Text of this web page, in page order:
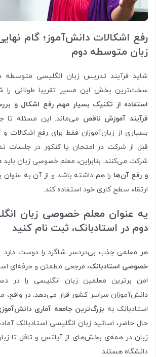
رفع اشکالات دانش‌آموز؛ گام
زبان متوسطه دوم
شاید فرآیند تدریس زبان انگلیسی متوسطه
سخت‌ترین بخش این مسیر تقریبا طولانی را
استفاده از تکنیک بسیار مهم رفع اشکال و
فرآیند آموزش ناقص می‌ماند. این مسئله تا
بسیاری از زبان‌آموزان فقط برای رفع اشکالات
قبل از شرکت در امتحان یا کنکور در
شرکت می‌کنند. بنابراین، معلم خصوصی زبان باید
و رفع آن‌ها را هم داشته باشد و از آن به
ارتقاء سطح کاری خود استفاده کند.
یه عنوان معلم خصوصی زبان
دوم در استادبانک، ثبت نام کنید
هر معلمی جذب بی‌دردسر شاگرد را دوست دارد.
خصوصی استادبانک، مرجعی مطمئن و حرفه‌ای
امن برترین معلمین زبان انگلیسی را در
دانش‌آموزان سراسر کشور قرار می‌دهد. در
استادبانک به بزرگ‌ترین جامعه آماری
حال حاضر، اساتید زبان انگلیسی استادبانک
زبان در همه‌ی بخش‌های از آیلتس و تافل تا
دانشگاه هستند.